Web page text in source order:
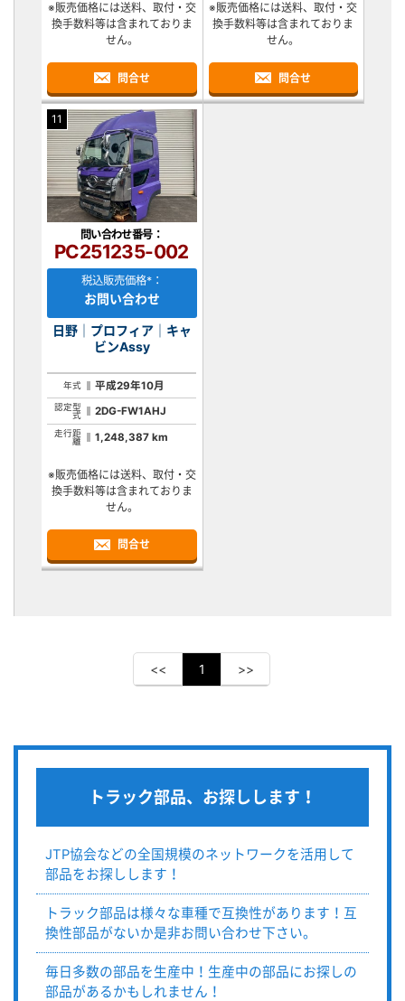
※販売価格には送料、取付・交
換手数料等は含まれておりま
せん。
問合せ
※販売価格には送料、取付・交
換手数料等は含まれておりま
せん。
問合せ
11
問い合わせ番号：
PC251235-002
税込販売価格*：
お問い合わせ
日野｜プロフィア｜キャ
ビンAssy
年式 平成29年10月
認定型
式
2DG-FW1AHJ
走行距
離
1,248,387 km
※販売価格には送料、取付・交
換手数料等は含まれておりま
せん。
問合せ
<< 1 >>
トラック部品、お探しします！
JTP協会などの全国規模のネットワークを活用して
部品をお探しします！
トラック部品は様々な車種で互換性があります！互
換性部品がないか是非お問い合わせ下さい。
毎日多数の部品を生産中！生産中の部品にお探しの
部品があるかもしれません！